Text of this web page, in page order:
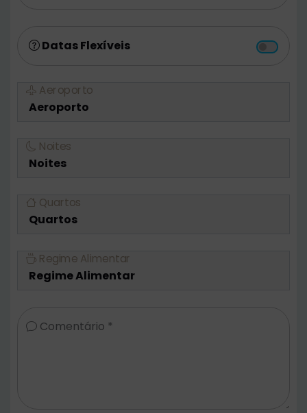
Datas Flexíveis
Aeroporto
Noites
Quartos
Regime Alimentar
Comentário *